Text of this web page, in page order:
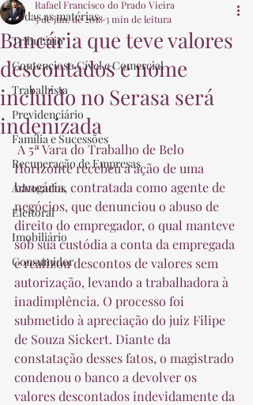
Todas as matérias
Tributário
Contencioso Cível e Comercial
Trabalhista
Previdenciário
Família e Sucessões
Recuperação de Empresas
Advogados
Eleitoral
Imobiliário
Consumidor
Bancária que teve valores
descontados e nome
incluído no Serasa será
indenizada
Rafael Francisco do Prado Vieira
5 de jun. de 2018 3 min de leitura
Horizonte recebeu a ação de uma
bancária, contratada como agente de
negócios, que denunciou o abuso de
direito do empregador, o qual manteve
sob sua custódia a conta da empregada
e realizou descontos de valores sem
autorização, levando a trabalhadora à
inadimplência. O processo foi
submetido à apreciação do juiz Filipe
de Souza Sickert. Diante da
constatação desses fatos, o magistrado
condenou o banco a devolver os
valores descontados indevidamente da